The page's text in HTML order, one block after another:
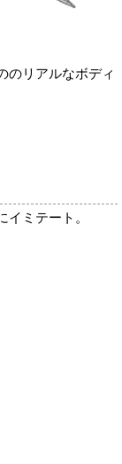
のリアルなボディ
ミテート。